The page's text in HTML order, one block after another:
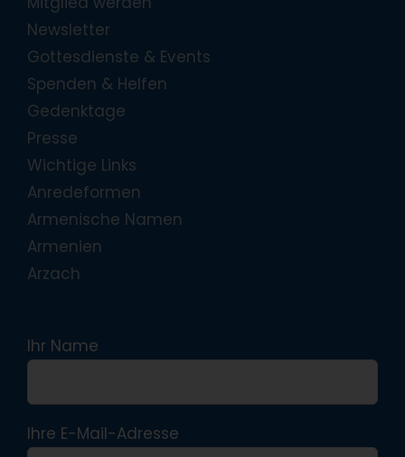
Newsletter
Gottesdienste & Events
Spenden & Helfen
Gedenktage
Presse
Wichtige Links
Anredeformen
Armenische Namen
Armenien
Arzach
Ihr Name
Ihre E-Mail-Adresse